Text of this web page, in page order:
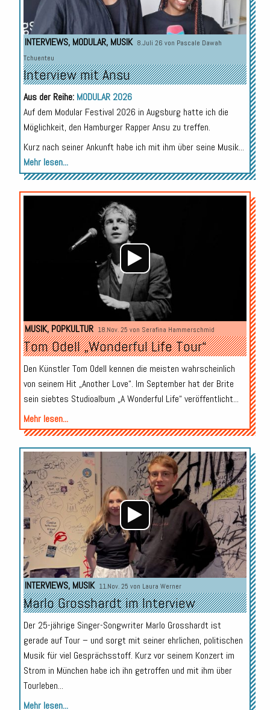
INTERVIEWS, MODULAR, MUSIK 8.Juli 26 von Pascale Dawah
Tchuenteu
Interview mit Ansu
Aus der Reihe: MODULAR 2026
Auf dem Modular Festival 2026 in Augsburg hatte ich die
Möglichkeit, den Hamburger Rapper Ansu zu treffen.
Kurz nach seiner Ankunft habe ich mit ihm über seine Musik...
Mehr lesen...
Audio-
Player
MUSIK, POPKULTUR 18.Nov. 25 von Serafina Hammerschmid
Tom Odell „Wonderful Life Tour“
Den Künstler Tom Odell kennen die meisten wahrscheinlich
von seinem Hit „Another Love“. Im September hat der Brite
sein siebtes Studioalbum „A Wonderful Life“ veröffentlicht...
Mehr lesen...
Audio-
Player
INTERVIEWS, MUSIK 11.Nov. 25 von Laura Werner
Marlo Grosshardt im Interview
Der 25-jährige Singer-Songwriter Marlo Grosshardt ist
gerade auf Tour – und sorgt mit seiner ehrlichen, politischen
Musik für viel Gesprächsstoff. Kurz vor seinem Konzert im
Strom in München habe ich ihn getroffen und mit ihm über
Tourleben...
Mehr lesen...